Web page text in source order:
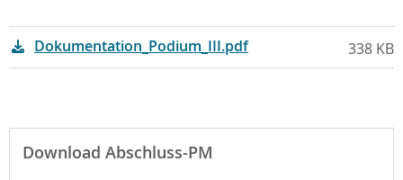
Dokumentation_Podium_III.pdf 338 KB
Download Abschluss-PM